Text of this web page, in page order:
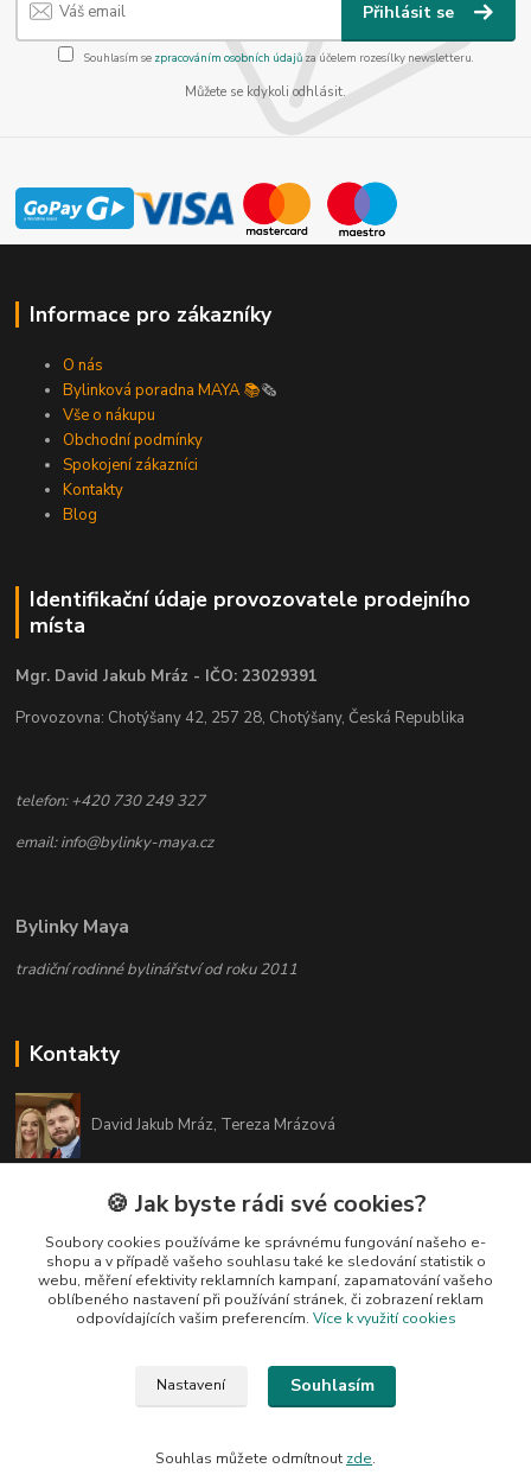
Přihlásit se
Souhlasím se zpracováním osobních údajůza účelem rozesílky newsletteru.
Můžete se kdykoli odhlásit.
Informace pro zákazníky
O nás
Bylinková poradna MAYA 📚🗞️
Vše o nákupu
Obchodní podmínky
Spokojení zákazníci
Kontakty
Blog
Identifikační údaje provozovatele prodejního
místa
Mgr. David Jakub Mráz - IČO: 23029391
Provozovna: Chotýšany 42, 257 28, Chotýšany, Česká Republika
telefon: +420 730 249 327
email: info@bylinky-maya.cz
Bylinky Maya
tradiční rodinné bylinářství od roku 2011
Kontakty
David Jakub Mráz, Tereza Mrázová
info@bylinky-maya.cz
je bez souhlasu kopírovat ani publikovat!
🍪 Jak byste rádi své cookies?
Soubory cookies používáme ke správnému fungování našeho e-
shopu a v případě vašeho souhlasu také ke sledování statistik o
webu, měření efektivity reklamních kampaní, zapamatování vašeho
oblíbeného nastavení při používání stránek, či zobrazení reklam
odpovídajících vašim preferencím. Více k využití cookies
Nastavení Souhlasím
Souhlas můžete odmítnout zde.